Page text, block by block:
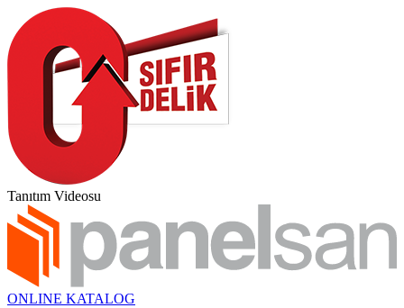
Tanıtım Videosu
ONLINE KATALOG